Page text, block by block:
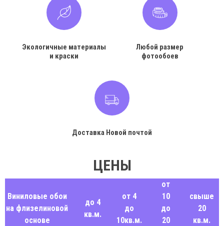
Экологичные материалы
и краски
Любой размер
фотообоев
Доставка Новой почтой
ЦЕНЫ
Виниловые обои
на флизелиновой
основе
до 4
кв.м.
от 4
до
10кв.м.
от
10
до
20
свыше
20
кв.м.